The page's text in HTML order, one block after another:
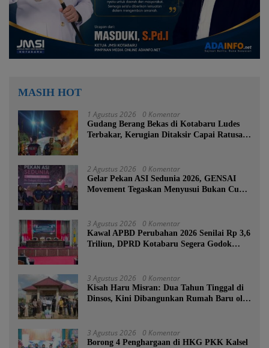
MASIH HOT
1 Agustus 2026 0 Komentar
Gudang Berang Bekas di Kotabaru Ludes
Terbakar, Kerugian Ditaksir Capai Ratusan
2 Agustus 2026 0 Komentar
Gelar Pekan ASI Sedunia 2026, GENSAI
Movement Tegaskan Menyusui Bukan Cuma
3 Agustus 2026 0 Komentar
Kawal APBD Perubahan 2026 Senilai Rp 3,6
Triliun, DPRD Kotabaru Segera Godok
3 Agustus 2026 0 Komentar
Kisah Haru Misran: Dua Tahun Tinggal di
Dinsos, Kini Dibangunkan Rumah Baru oleh
3 Agustus 2026 0 Komentar
Borong 4 Penghargaan di HKG PKK Kalsel